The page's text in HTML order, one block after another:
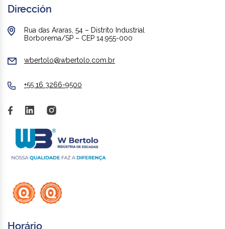
Dirección
Rua das Araras, 54 – Distrito Industrial
Borborema/SP – CEP 14.955-000
wbertolo@wbertolo.com.br
+55 16 3266-9500
Horário